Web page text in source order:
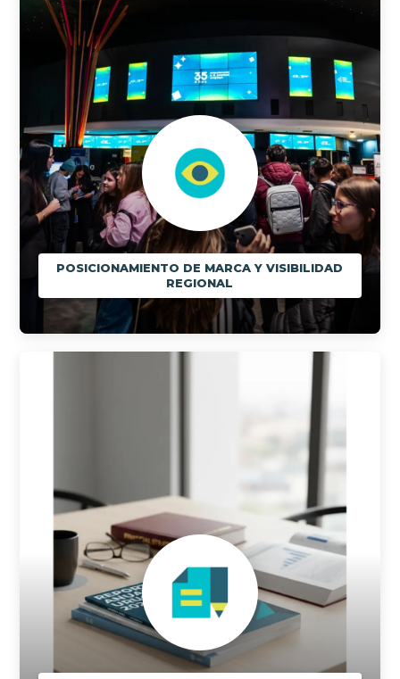
POSICIONAMIENTO DE MARCA Y VISIBILIDAD
REGIONAL